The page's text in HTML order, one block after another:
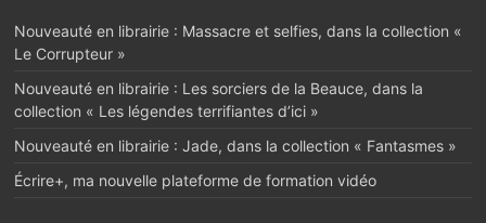
Nouveauté en librairie : Massacre et selfies, dans la collection «
Le Corrupteur »
Nouveauté en librairie : Les sorciers de la Beauce, dans la
collection « Les légendes terrifiantes d’ici »
Nouveauté en librairie : Jade, dans la collection « Fantasmes »
Écrire+, ma nouvelle plateforme de formation vidéo